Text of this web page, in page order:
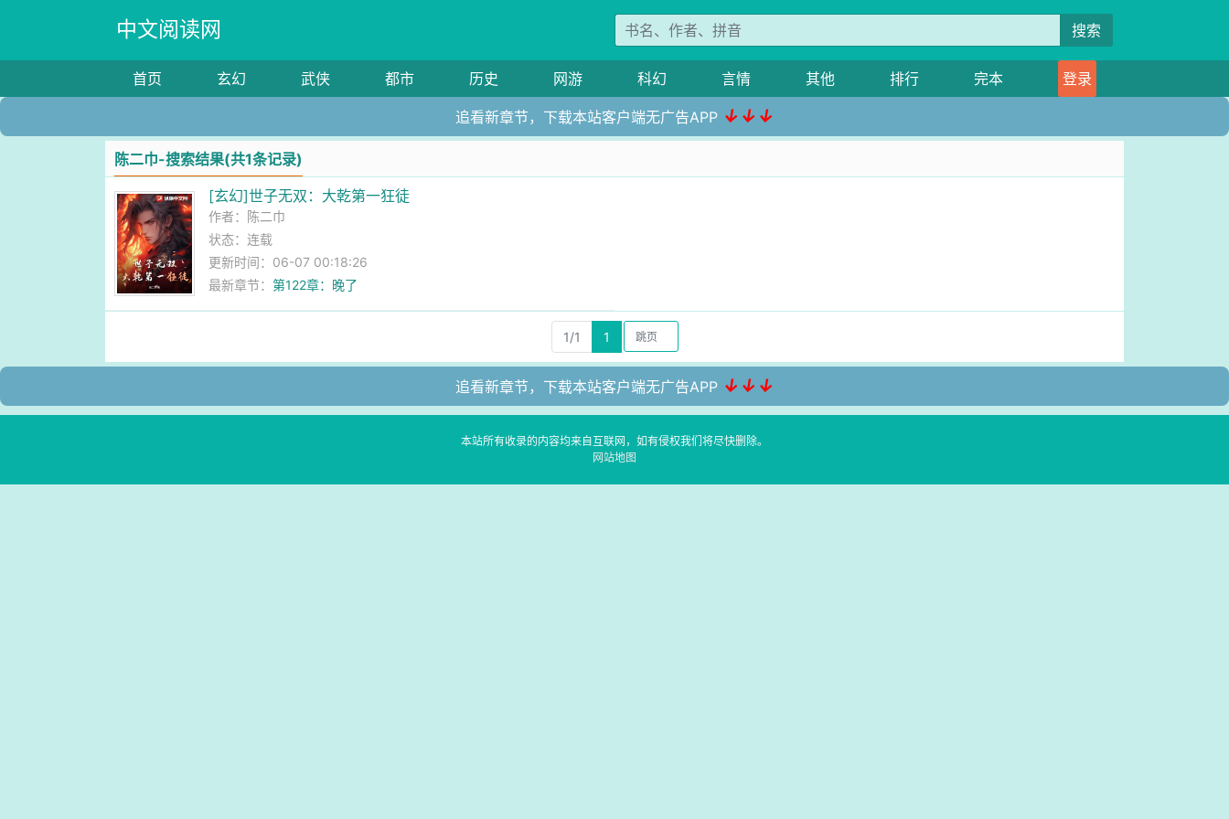
中文阅读网 搜索
首页 玄幻 武侠 都市 历史 网游 科幻 言情 其他 排行 完本 登录
追看新章节，下载本站客户端无广告APP ↓↓↓
陈二巾-搜索结果(共1条记录)
[玄幻]世子无双：大乾第一狂徒
作者： 陈二巾
状态：连载
更新时间：06-07 00:18:26
最新章节：第122章：晚了
1/1 1
追看新章节，下载本站客户端无广告APP ↓↓↓
本站所有收录的内容均来自互联网，如有侵权我们将尽快删除。
网站地图